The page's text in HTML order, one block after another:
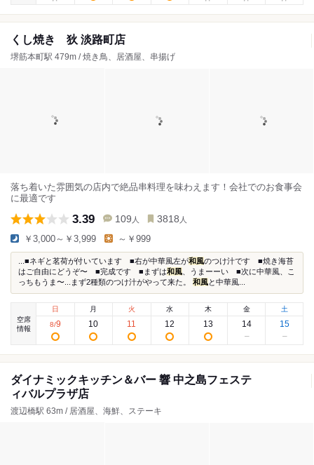
くし焼き 狄 淡路町店
堺筋本町駅 479m / 焼き鳥、居酒屋、串揚げ
落ち着いた雰囲気の店内で絶品串料理を味わえます！会社でのお食事会
に最適です
3.39 109 人 3818 人
￥3,000～￥3,999 ～￥999
...■ネギと茗荷が付いています ■右が中華風左が和風のつけ汁です ■焼き海苔
はご自由にどうぞ〜 ■完成です ■まずは和風 、うまーーい ■次に中華風、こ
っちもうま〜...まず2種類のつけ汁がやって来た。 和風と中華風...
空席
情報
日
8/9
月
10
火
11
水
12
木
13
金
14
土
15
ダイナミックキッチン＆バー 響 中之島フェステ
ィバルプラザ店
渡辺橋駅 63m / 居酒屋、海鮮、ステーキ